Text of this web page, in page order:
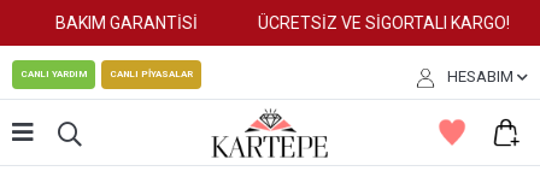
BAKIM GARANTİSİ ÜCRETSİZ VE SİGORTALI KARGO!
CANLI YARDIM CANLI PİYASALAR HESABIM